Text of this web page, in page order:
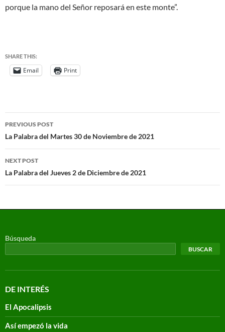
porque la mano del Señor reposará en este monte”.
SHARE THIS:
Email Print
PREVIOUS POST
La Palabra del Martes 30 de Noviembre de 2021
NEXT POST
La Palabra del Jueves 2 de Diciembre de 2021
Búsqueda
BUSCAR
DE INTERÉS
El Apocalipsis
Así empezó la vida